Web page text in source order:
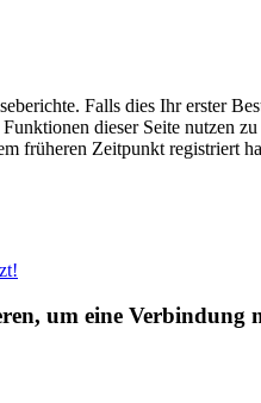
Falls dies Ihr erster
dieser Seite nutzen
früheren Zeitpunkt registriert
um eine Verbindung